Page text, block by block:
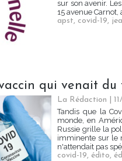
sur son avenir.
15 avenue
apst, covid-19,
qui venait du
La Rédaction |
Tandis que la
monde, en
Russie grille la
imminente sur le
n'attendait pas
covid-19, édito,